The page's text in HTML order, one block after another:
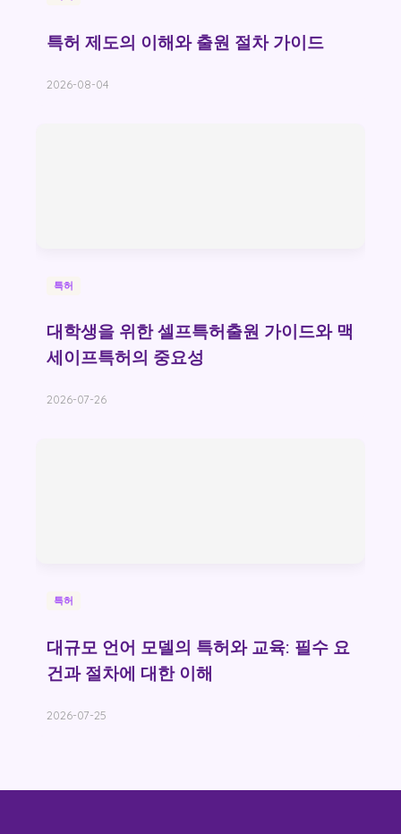
특허 제도의 이해와 출원 절차 가이드
2026-08-04
특허
대학생을 위한 셀프특허출원 가이드와 맥
세이프특허의 중요성
2026-07-26
특허
대규모 언어 모델의 특허와 교육: 필수 요
건과 절차에 대한 이해
2026-07-25